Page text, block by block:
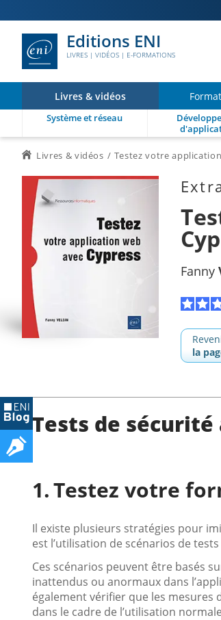
Editions ENI
LIVRES | VIDÉOS | E-FORMATIONS
Livres & vidéos
Système et réseau
Livres & vidéos Testez votre
Fanny
la
Tests de sécurité
Testez votre
Il existe plusieurs stratégies pour
est l’utilisation de scénarios de
Ces scénarios peuvent être basés
inattendus ou anormaux dans
également vérifier que les
dans le cadre de l’utilisation